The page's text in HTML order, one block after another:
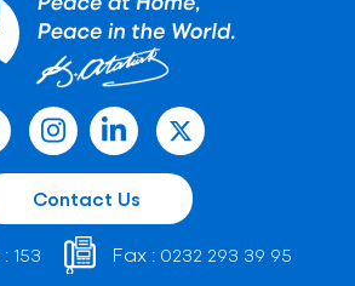
Contact Us
153 Fax : 0232 293 39 95